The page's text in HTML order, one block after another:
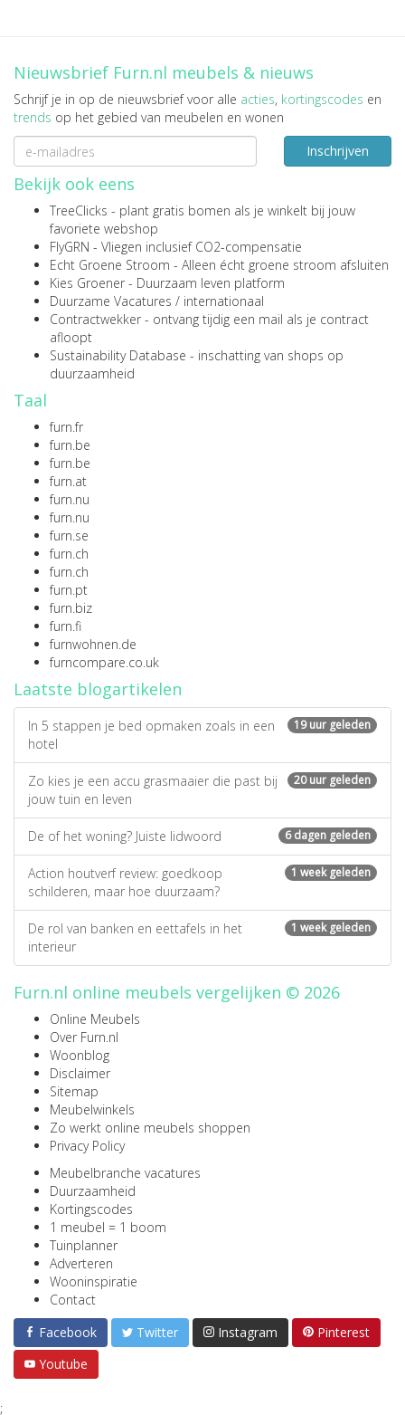
Nieuwsbrief Furn.nl meubels & nieuws
Schrijf je in op de nieuwsbrief voor alle acties, kortingscodes en
trends op het gebied van meubelen en wonen
Inschrijven
Bekijk ook eens
TreeClicks - plant gratis bomen als je winkelt bij jouw
favoriete webshop
FlyGRN - Vliegen inclusief CO2-compensatie
Echt Groene Stroom - Alleen écht groene stroom afsluiten
Kies Groener - Duurzaam leven platform
Duurzame Vacatures / internationaal
Contractwekker - ontvang tijdig een mail als je contract
afloopt
Sustainability Database - inschatting van shops op
duurzaamheid
Taal
furn.fr
furn.be
furn.be
furn.at
furn.nu
furn.nu
furn.se
furn.ch
furn.ch
furn.pt
furn.biz
furn.fi
furnwohnen.de
furncompare.co.uk
Laatste blogartikelen
19 uur geleden
In 5 stappen je bed opmaken zoals in een
hotel
20 uur geleden
Zo kies je een accu grasmaaier die past bij
jouw tuin en leven
6 dagen geleden
De of het woning? Juiste lidwoord
1 week geleden
Action houtverf review: goedkoop
schilderen, maar hoe duurzaam?
1 week geleden
De rol van banken en eettafels in het
interieur
Furn.nl online meubels vergelijken © 2026
Online Meubels
Over Furn.nl
Woonblog
Disclaimer
Sitemap
Meubelwinkels
Zo werkt online meubels shoppen
Privacy Policy
Meubelbranche vacatures
Duurzaamheid
Kortingscodes
1 meubel = 1 boom
Tuinplanner
Adverteren
Wooninspiratie
Contact
Facebook
Twitter Instagram
Pinterest
Youtube
;